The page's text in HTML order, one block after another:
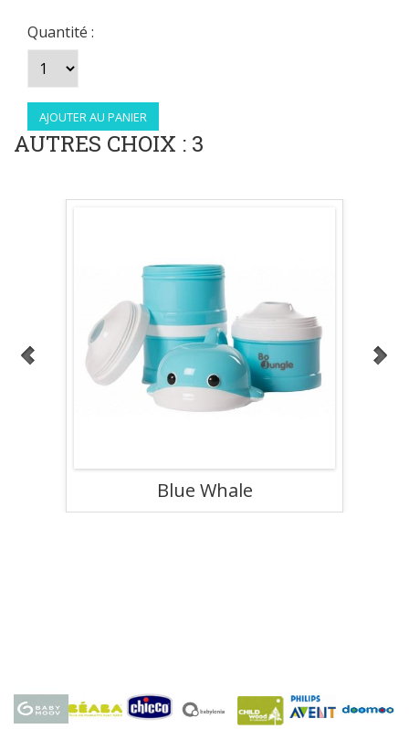
Quantité :
AUTRES CHOIX : 3
Blue Whale